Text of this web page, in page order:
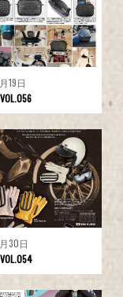
19日
30日